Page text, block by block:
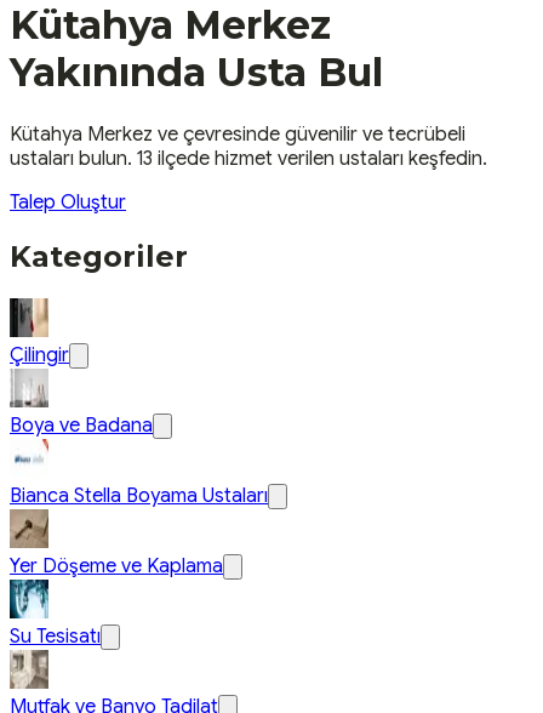
Kütahya Merkez
Yakınında Usta Bul
Kütahya Merkez ve çevresinde güvenilir ve tecrübeli
ustaları bulun. 13 ilçede hizmet verilen ustaları keşfedin.
Talep Oluştur
Kategoriler
Çilingir
Boya ve Badana
Bianca Stella Boyama Ustaları
Yer Döşeme ve Kaplama
Su Tesisatı
Mutfak ve Banyo Tadilat